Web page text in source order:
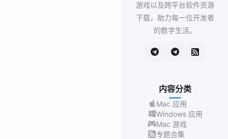
游戏以及跨平台软件资源
下载，助力每一位开发者
的数字生活。
内容分类
Mac 应用
Windows 应用
Mac 游戏
专题合集